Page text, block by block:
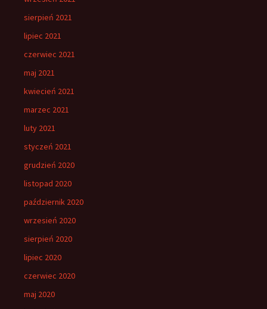
sierpień 2021
lipiec 2021
czerwiec 2021
maj 2021
kwiecień 2021
marzec 2021
luty 2021
styczeń 2021
grudzień 2020
listopad 2020
październik 2020
wrzesień 2020
sierpień 2020
lipiec 2020
czerwiec 2020
maj 2020